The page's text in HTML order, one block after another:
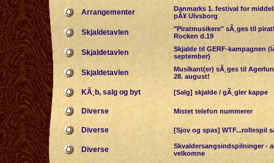
Arrangementer
Danmarks 1. festival for
pÃ¥ Ulvsborg
Skjaldetavlen
"Piratmusikere" sÃ¸ges til
Rocken d.19
Skjaldetavlen
Skjalde til GERF-kampagnen
september)
Skjaldetavlen
Musikant(er) sÃ¸ges til
28. august!
KÃ¸b, salg og byt [Salg] skjalde / gÃ¸gler kappe
Diverse Mistet telefon nummerer
Diverse [Sjov og spas] WTF...rollespil
Diverse
Skvaldersangsindspilninger -
velkomne